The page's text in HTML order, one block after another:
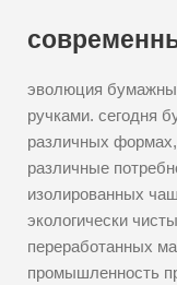
эволюция
ручками. сегодня
различных
различные
изолированных
экологически
переработанных
промышленность